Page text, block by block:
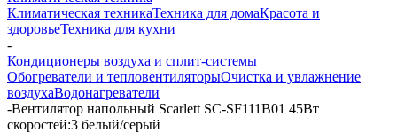
Климатическая техникаТехника для домаКрасота и
здоровьеТехника для кухни
-
Кондиционеры воздуха и сплит-системы
Обогреватели и тепловентиляторыОчистка и увлажнение
воздухаВодонагреватели
-Вентилятор напольный Scarlett SC-SF111B01 45Вт
скоростей:3 белый/серый